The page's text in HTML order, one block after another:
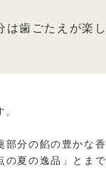
歯ごたえが楽
分の餡の豊かな
夏の逸品」とま